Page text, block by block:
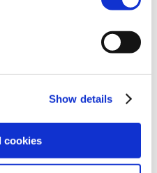
Show details
cookies
anúncios antes de
ou Free Ad
para vídeos de formato
está animado com
Pluto TV, Rakuten,